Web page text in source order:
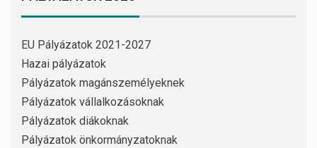
EU Pályázatok 2021-2027
Hazai pályázatok
Pályázatok magánszemélyeknek
Pályázatok vállalkozásoknak
Pályázatok diákoknak
Pályázatok önkormányzatoknak